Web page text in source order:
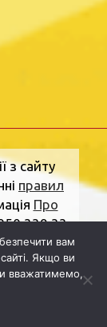
з сайту
правил
Про
339 33
.Адреса вам
Якщо ви
вважатимемо,